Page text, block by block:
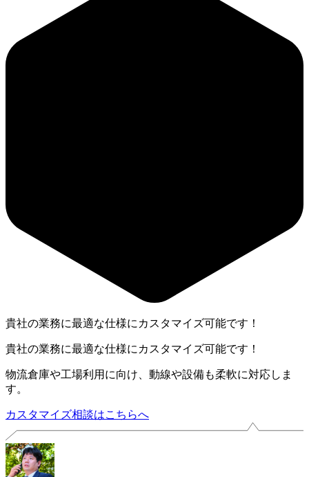
貴社の業務に最適な仕様にカスタマイズ可能です！
貴社の業務に最適な仕様にカスタマイズ可能です！
物流倉庫や工場利用に向け、動線や設備も柔軟に対応しま
す。
カスタマイズ相談はこちらへ